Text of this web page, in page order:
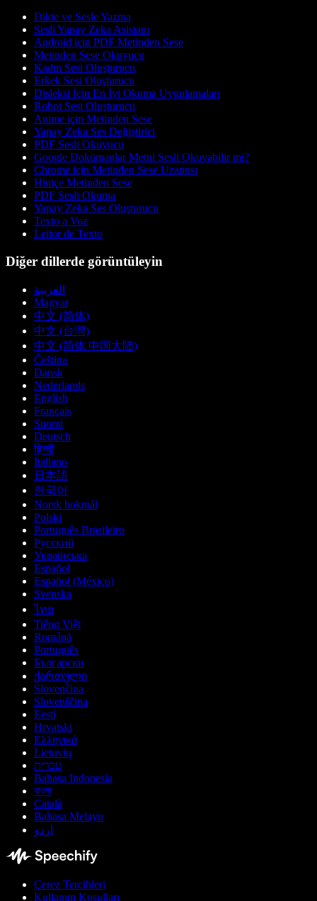
Dikte ve Sesle Yazma
Sesli Yapay Zeka Asistanı
Android için PDF Metinden Sese
Metinden Sese Okuyucu
Kadın Sesi Oluşturucu
Erkek Sesi Oluşturucu
Disleksi İçin En İyi Okuma Uygulamaları
Robot Sesi Oluşturucu
Anime için Metinden Sese
Yapay Zeka Ses Değiştirici
PDF Sesli Okuyucu
Google Dokümanlar Metni Sesli Okuyabilir mi?
Chrome için Metinden Sese Uzantısı
Hintçe Metinden Sese
PDF Sesli Okuma
Yapay Zeka Ses Oluşturucu
Texto a Voz
Leitor de Texto
Diğer dillerde görüntüleyin
العربية
Magyar
中文 (简体)
中文 (台灣)
中文 (简体 中国大陆)
Čeština
Dansk
Nederlands
English
Français
Suomi
Deutsch
हिन्दी
Italiano
日本語
한국어
Norsk bokmål
Polski
Português Brasileiro
Русский
Українська
Español
Español (México)
Svenska
ไทย
Tiếng Việt
Română
Português
Български
ქართული
Slovenčina
Slovenščina
Eesti
Hrvatski
Ελληνικά
Lietuvių
עברית
Bahasa Indonesia
বাংলা
Català
Bahasa Melayu
اردو
Çerez Tercihleri
Kullanım Koşulları